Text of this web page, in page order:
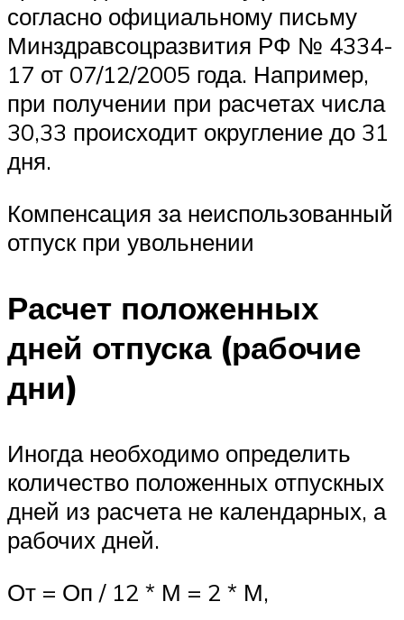
согласно официальному письму
Минздравсоцразвития РФ № 4334-
17 от 07/12/2005 года. Например,
при получении при расчетах числа
30,33 происходит округление до 31
дня.
Компенсация за неиспользованный
отпуск при увольнении
Расчет положенных
дней отпуска (рабочие
дни)
Иногда необходимо определить
количество положенных отпускных
дней из расчета не календарных, а
рабочих дней.
От = Оп / 12 * М = 2 * М,